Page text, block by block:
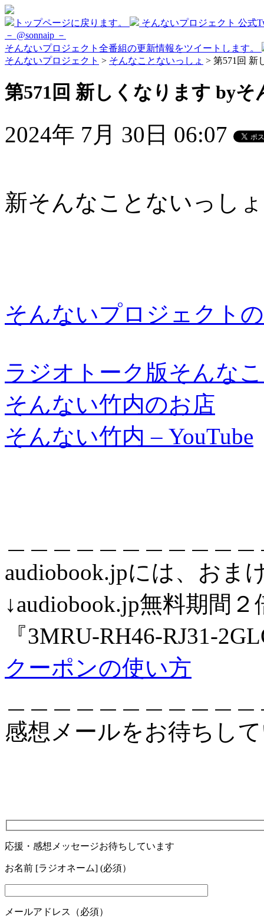
トップページに戻ります。
そんないプロジェクト 公式
－ @sonnaip －
そんないプロジェクト全番組の更新情報をツイートします。
そんないプロジェクト > そんなことないっしょ > 第571回 新
第571回 新しくなります by
2024年 7月 30日 06:07
新そんなことないっし
そんないプロジェクト
ラジオトーク版そんな
そんない竹内のお店
そんない竹内 – YouTube
audiobook.jpには、おま
↓audiobook.jp無料期間
『3MRU-RH46-RJ31-
クーポンの使い方
感想メールをお待ちし
応援・感想メッセージお待ちしています
お名前 [ラジオネーム] (必須）
メールアドレス（必須）